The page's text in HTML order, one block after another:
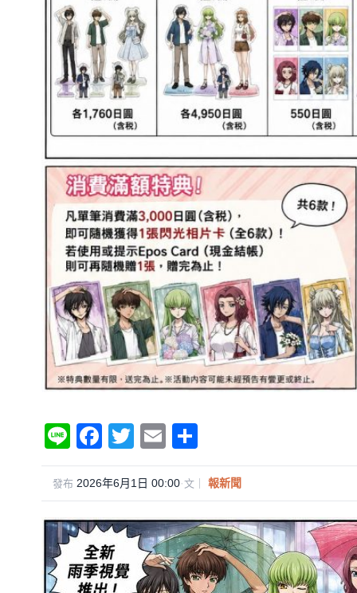
Li
n
e
F
a
c
e
b
o
T
wi
tt
er
E
m
ail
享
發布 2026年6月1日 00:00·文｜ 報新聞